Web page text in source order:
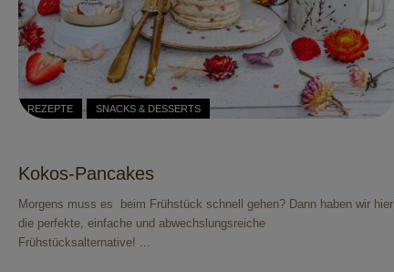
REZEPTE SNACKS & DESSERTS
Kokos-Pancakes
Morgens muss es beim Frühstück schnell gehen? Dann haben wir hier
die perfekte, einfache und abwechslungsreiche
Frühstücksalternative! ...